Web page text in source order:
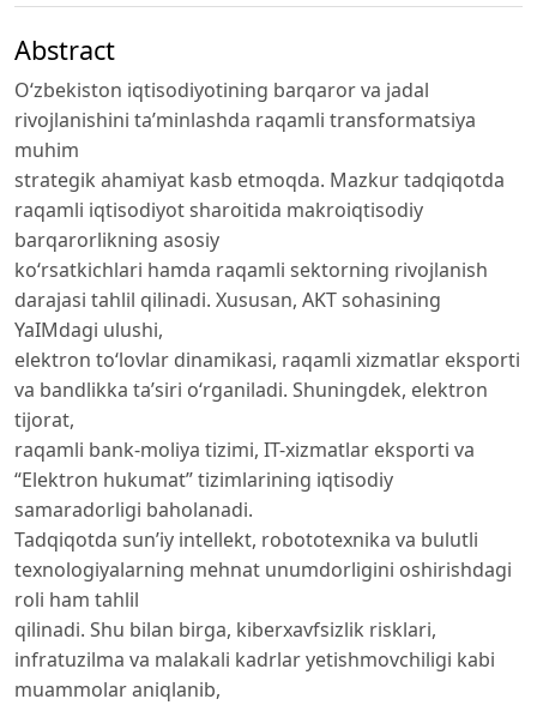
Abstract
O‘zbekiston iqtisodiyotining barqaror va jadal
rivojlanishini ta’minlashda raqamli transformatsiya
muhim
strategik ahamiyat kasb etmoqda. Mazkur tadqiqotda
raqamli iqtisodiyot sharoitida makroiqtisodiy
barqarorlikning asosiy
ko‘rsatkichlari hamda raqamli sektorning rivojlanish
darajasi tahlil qilinadi. Xususan, AKT sohasining
YaIMdagi ulushi,
elektron to‘lovlar dinamikasi, raqamli xizmatlar eksporti
va bandlikka ta’siri o‘rganiladi. Shuningdek, elektron
tijorat,
raqamli bank-moliya tizimi, IT-xizmatlar eksporti va
“Elektron hukumat” tizimlarining iqtisodiy
samaradorligi baholanadi.
Tadqiqotda sun’iy intellekt, robototexnika va bulutli
texnologiyalarning mehnat unumdorligini oshirishdagi
roli ham tahlil
qilinadi. Shu bilan birga, kiberxavfsizlik risklari,
infratuzilma va malakali kadrlar yetishmovchiligi kabi
muammolar aniqlanib,